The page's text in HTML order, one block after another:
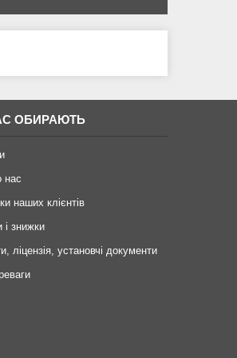
ОБИРАЮТЬ
нас
наших клієнтів
знижки
ліцензія, установчі документи